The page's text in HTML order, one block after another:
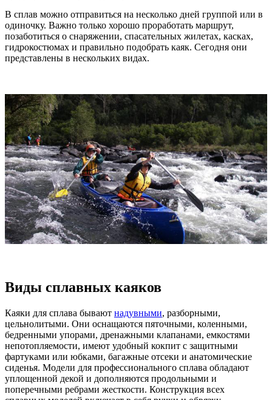
В сплав можно отправиться на несколько дней группой или в
одиночку. Важно только хорошо проработать маршрут,
позаботиться о снаряжении, спасательных жилетах, касках,
гидрокостюмах и правильно подобрать каяк. Сегодня они
представлены в нескольких видах.
Виды сплавных каяков
Каяки для сплава бывают надувными, разборными,
цельнолитыми. Они оснащаются пяточными, коленными,
бедренными упорами, дренажными клапанами, емкостями
непотопляемости, имеют удобный кокпит с защитными
фартуками или юбками, багажные отсеки и анатомические
сиденья. Модели для профессионального сплава обладают
уплощенной декой и дополняются продольными и
поперечными ребрами жесткости. Конструкция всех